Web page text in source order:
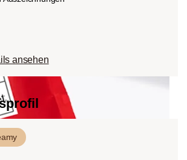
ansehen